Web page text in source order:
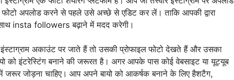
फोटो अपलोड करने से पहले उसे अच्छे से एडिट कर लें। ताकि आपकी द्वारा
insta followers बढ़ाने में मदद करेगी।
अकाउंट पर जाते हैं तो उसकी प्रोफाइल फोटो देखते हैं और उसका
इंटरेस्टिंग बनाने की जरूरत है। अगर आपके पास कोई वेबसाइट या यूट्यूब
जोड़ना चाहिए। आप अपने बायो को आकर्षक बनाने के लिए हैशटैग,